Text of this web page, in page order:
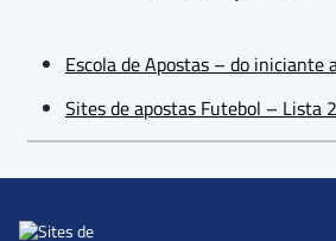
Escola de Apostas – do iniciante
Sites de apostas Futebol – Lista